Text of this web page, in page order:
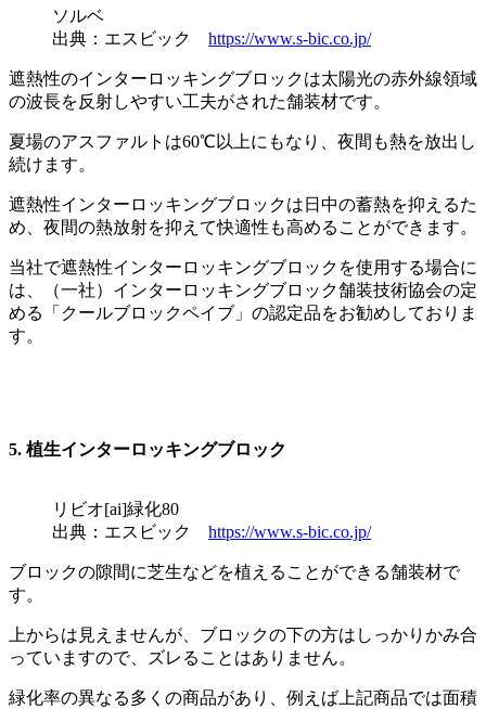
ソルベ
出典：エスビック https://www.s-bic.co.jp/
遮熱性のインターロッキングブロックは太陽光の赤外線領域
の波長を反射しやすい工夫がされた舗装材です。
夏場のアスファルトは60℃以上にもなり、夜間も熱を放出し
続けます。
遮熱性インターロッキングブロックは日中の蓄熱を抑えるた
め、夜間の熱放射を抑えて快適性も高めることができます。
当社で遮熱性インターロッキングブロックを使用する場合に
は、（一社）インターロッキングブロック舗装技術協会の定
める「クールブロックペイブ」の認定品をお勧めしておりま
す。
5. 植生インターロッキングブロック
リビオ[ai]緑化80
出典：エスビック https://www.s-bic.co.jp/
ブロックの隙間に芝生などを植えることができる舗装材で
す。
上からは見えませんが、ブロックの下の方はしっかりかみ合
っていますので、ズレることはありません。
緑化率の異なる多くの商品があり、例えば上記商品では面積